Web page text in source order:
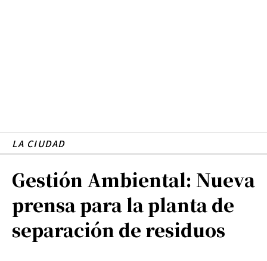
LA CIUDAD
Gestión Ambiental: Nueva
prensa para la planta de
separación de residuos